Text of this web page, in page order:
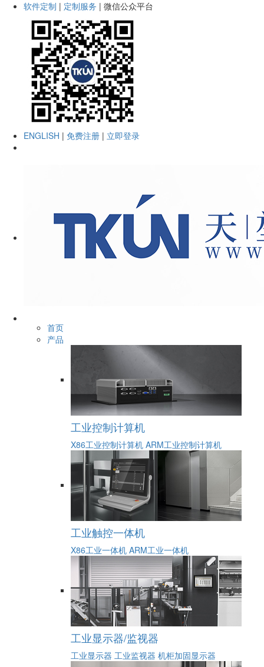
软件定制 | 定制服务 | 微信公众平台
ENGLISH | 免费注册 | 立即登录
首页
产品
工业控制计算机
X86工业控制计算机 ARM工业控制计算机
工业触控一体机
X86工业一体机 ARM工业一体机
工业显示器/监视器
工业显示器 工业监视器 机柜加固显示器